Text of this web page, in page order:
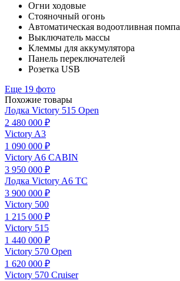
Огни ходовые
Стояночный огонь
Автоматическая водоотливная помпа
Выключатель массы
Клеммы для аккумулятора
Панель переключателей
Розетка USB
Еще 19 фото
Похожие товары
Лодка Victory 515 Open
2 480 000 ₽
Victory A3
1 090 000 ₽
Victory A6 CABIN
3 950 000 ₽
Лодка Victory A6 TC
3 900 000 ₽
Victory 500
1 215 000 ₽
Victory 515
1 440 000 ₽
Victory 570 Open
1 620 000 ₽
Victory 570 Cruiser